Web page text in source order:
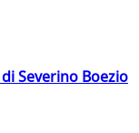
Severino Boezio